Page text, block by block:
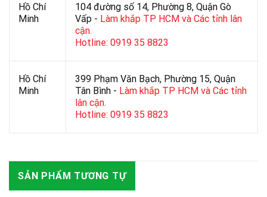
Hồ Chí
Minh
104 đường số 14, Phường 8, Quận Gò
Vấp - Làm khắp TP HCM và Các tỉnh lân
cận.
Hotline: 0919 35 8823
Hồ Chí
Minh
399 Phạm Văn Bạch, Phường 15, Quận
Tân Bình - Làm khắp TP HCM và Các tỉnh
lân cận.
Hotline: 0919 35 8823
SẢN PHẨM TƯƠNG TỰ